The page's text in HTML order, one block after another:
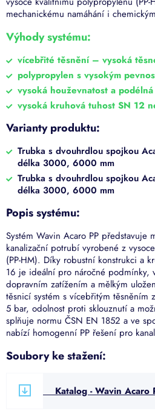
mechanickému namáhání i
Výhody systému:
vícebřité těsnění – vysoká
polypropylen s vysokým
vysoká houževnatost a
vysoká kruhová tuhost SN 12
Varianty produktu:
Trubka s dvouhrdlou spojkou
délka 3000, 6000 mm
Trubka s dvouhrdlou spojkou
délka 3000, 6000 mm
Popis systému:
Systém Wavin Acaro PP představuje
kanalizační potrubí vyrobené z
(PP-HM). Díky robustní konstrukci a
16 je ideální pro náročné podmínky,
dopravním zatížením a mělkým
těsnicí systém s vícebřitým těsněním
5 bar, odolnost proti sklouznutí a
splňuje normu ČSN EN 1852 a ve
nabízí homogenní PP řešení pro
Soubory ke stažení:
Katalog - Wavin Acaro